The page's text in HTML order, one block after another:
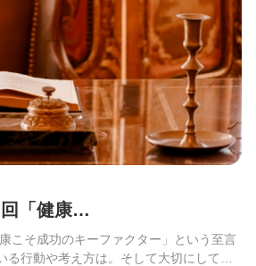
「健康…
こそ成功のキーファクター」という至言
る行動や考え方は。そして大切にして